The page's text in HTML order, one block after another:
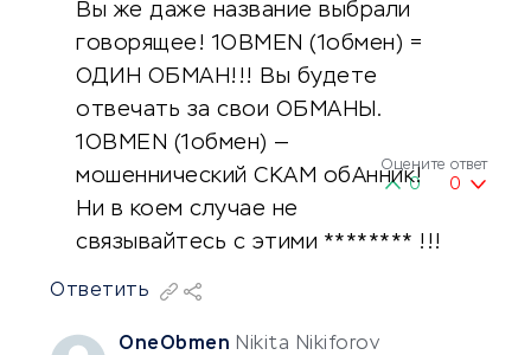
OneObmen Nikita Nikiforov
Оцените ответ
0 0
Вы же даже название выбрали
говорящее! 1OBMEN (1обмен) =
ОДИН ОБМАН!!! Вы будете
отвечать за свои ОБМАНЫ.
1OBMEN (1обмен) —
мошеннический СКАМ обАнник!
Ни в коем случае не
связывайтесь с этими ******** !!!
Ответить